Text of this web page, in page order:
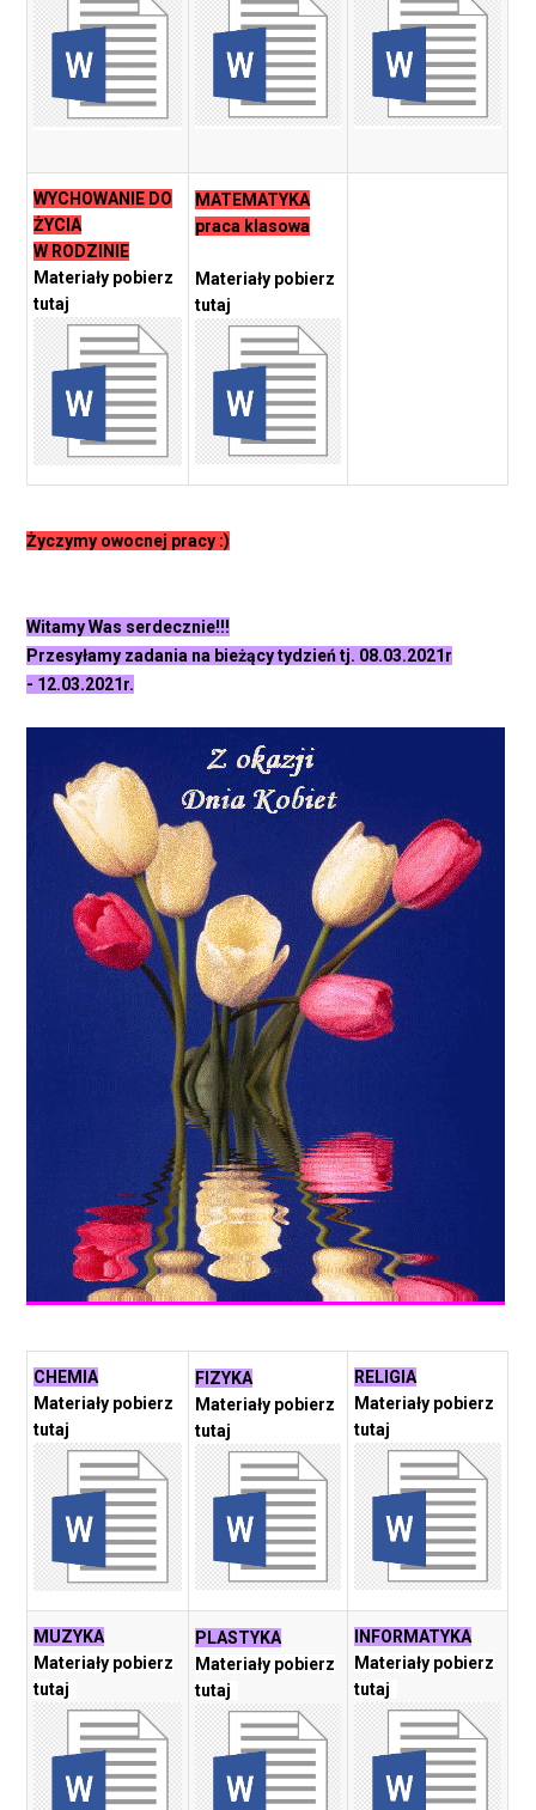
WYCHOWANIE DO
ŻYCIA
W RODZINIE
Materiały pobierz
tutaj
MATEMATYKA
praca klasowa
Materiały pobierz
tutaj
Życzymy owocnej pracy :)
Witamy Was serdecznie!!!
Przesyłamy zadania na bieżący tydzień tj. 08.03.2021r
- 12.03.2021r.
CHEMIA
Materiały pobierz
tutaj
FIZYKA
Materiały pobierz
tutaj
RELIGIA
Materiały pobierz
tutaj
MUZYKA
Materiały pobierz
tutaj
PLASTYKA
Materiały pobierz
tutaj
INFORMATYKA
Materiały pobierz
tutaj